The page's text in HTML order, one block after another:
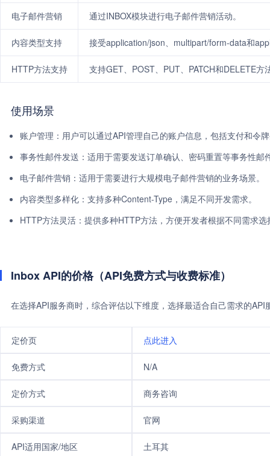
电子邮件营销 通过INBOX模块进行电子邮件营销活动。
内容类型支持 接受application/json、multipart/form-data和
HTTP方法支持 支持GET、POST、PUT、PATCH和DELETE方
使用场景
账户管理：用户可以通过API管理自己的账户信息，包括支付和令
事务性邮件发送：适用于需要发送订单确认、密码重置等事务性邮
电子邮件营销：适用于需要进行大规模电子邮件营销的业务场景。
内容类型多样化：支持多种Content-Type，满足不同开发需求。
HTTP方法灵活：提供多种HTTP方法，方便开发者根据不同需求
Inbox API的价格（API免费方式与收费标准）
在选择API服务商时，综合评估以下维度，选择最适合自己需求的
定价页 点此进入
免费方式 N/A
定价方式 商务咨询
采购渠道 官网
API适用国家/地区 土耳其